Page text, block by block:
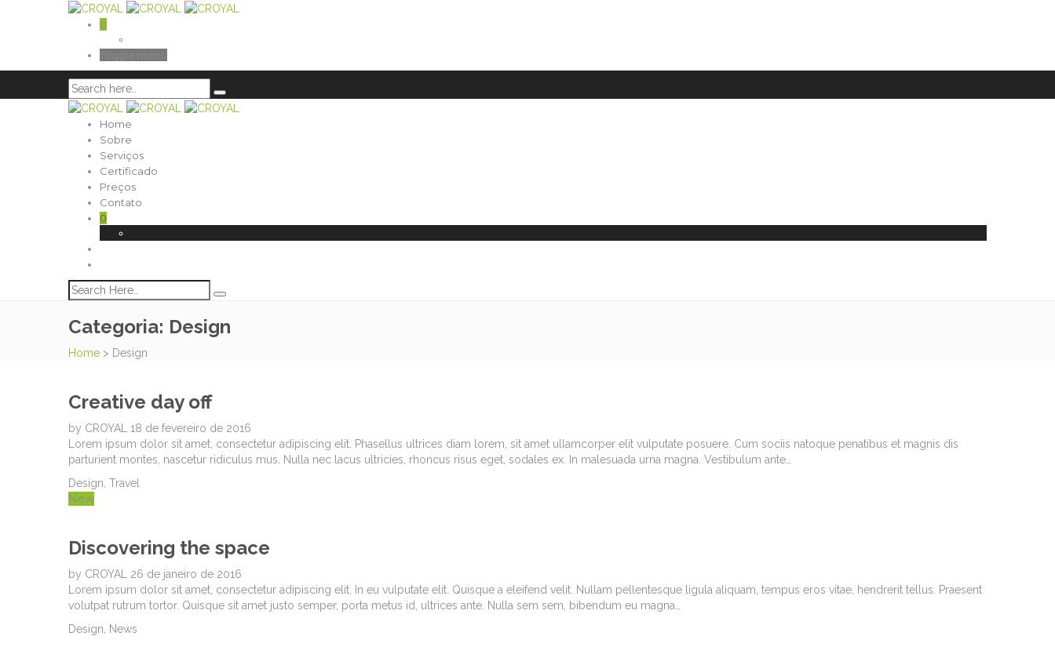
0
Home
Sobre
Serviços
Certificado
Preços
Contato
0
Categoria: Design
Home > Design
Creative day off
by CROYAL 18 de fevereiro de 2016
Lorem ipsum dolor sit amet, consectetur adipiscing elit. Phasellus ultrices diam lorem, sit amet ullamcorper elit vulputate posuere. Cum sociis natoque penatibus et magnis dis
parturient montes, nascetur ridiculus mus. Nulla nec lacus ultricies, rhoncus risus eget, sodales ex. In malesuada urna magna. Vestibulum ante…
Design Travel
New
Discovering the space
by CROYAL 26 de janeiro de 2016
Lorem ipsum dolor sit amet, consectetur adipiscing elit. In eu vulputate elit. Quisque a eleifend velit. Nullam pellentesque ligula aliquam, tempus eros vitae, hendrerit tellus. Praesent
volutpat rutrum tortor. Quisque sit amet justo semper, porta metus id, ultrices ante. Nulla sem sem, bibendum eu magna…
Design
News